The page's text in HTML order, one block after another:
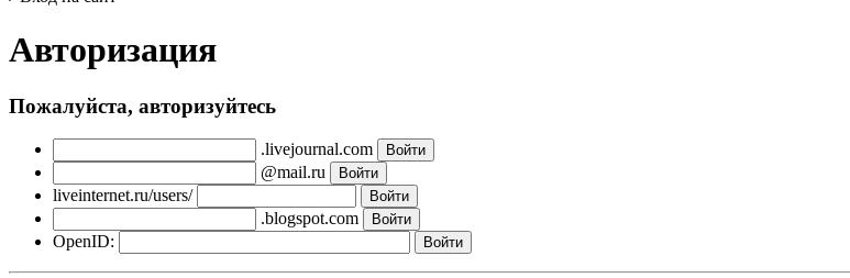
Авторизация
Пожалуйста, авторизуйтесь
.livejournal.com
@mail.ru
liveinternet.ru/users/
.blogspot.com
OpenID: